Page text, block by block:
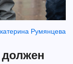
Румянцева